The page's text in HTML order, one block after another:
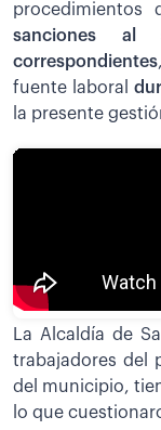
sanciones al
correspondientes
fuente laboral
la presente
La Alcaldía de
trabajadores del
del municipio,
lo que